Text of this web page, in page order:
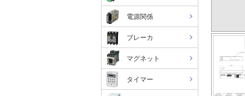
電源関係
ブレーカ
マグネット
タイマー